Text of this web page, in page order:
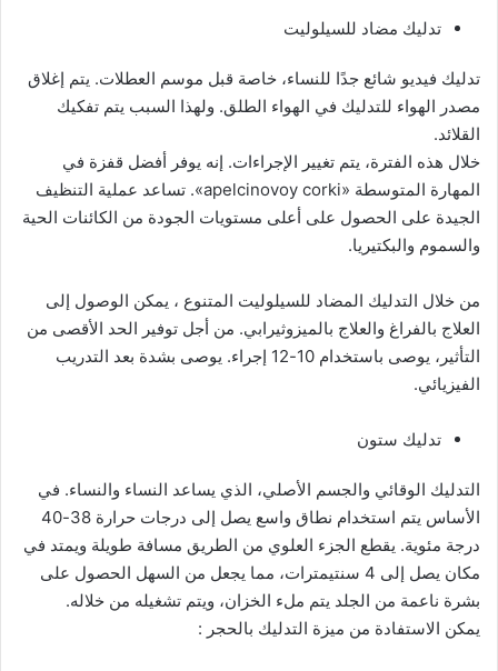
تدليك مضاد للسيلوليت
تدليك فيديو شائع جدًا للنساء، خاصة قبل موسم العطلات. يتم إغلاق
مصدر الهواء للتدليك في الهواء الطلق. ولهذا السبب يتم تفكيك
القلائد.
خلال هذه الفترة، يتم تغيير الإجراءات. إنه يوفر أفضل قفزة في
المهارة المتوسطة «apelcinovoy corki». تساعد عملية التنظيف
الجيدة على الحصول على أعلى مستويات الجودة من الكائنات الحية
والسموم والبكتيريا.
من خلال التدليك المضاد للسيلوليت المتنوع ، يمكن الوصول إلى
العلاج بالفراغ والعلاج بالميزوثيرابي. من أجل توفير الحد الأقصى من
التأثير، يوصى باستخدام 10-12 إجراء. يوصى بشدة بعد التدريب
الفيزيائي.
تدليك ستون
التدليك الوقائي والجسم الأصلي، الذي يساعد النساء والنساء. في
الأساس يتم استخدام نطاق واسع يصل إلى درجات حرارة 38-40
درجة مئوية. يقطع الجزء العلوي من الطريق مسافة طويلة ويمتد في
مكان يصل إلى 4 سنتيمترات، مما يجعل من السهل الحصول على
بشرة ناعمة من الجلد يتم ملء الخزان، ويتم تشغيله من خلاله.
يمكن الاستفادة من ميزة التدليك بالحجر :